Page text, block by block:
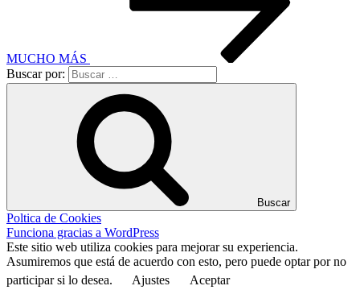
MUCHO MÁS
Buscar por:
Buscar
Poltica de Cookies
Funciona gracias a WordPress
Este sitio web utiliza cookies para mejorar su experiencia.
Asumiremos que está de acuerdo con esto, pero puede optar por no
participar si lo desea.
Ajustes Aceptar